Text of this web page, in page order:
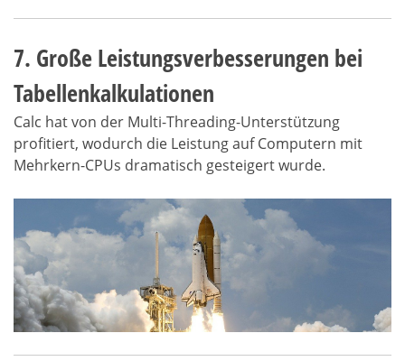
7. Große Leistungsverbesserungen bei
Tabellenkalkulationen
Calc hat von der Multi-Threading-Unterstützung
profitiert, wodurch die Leistung auf Computern mit
Mehrkern-CPUs dramatisch gesteigert wurde.